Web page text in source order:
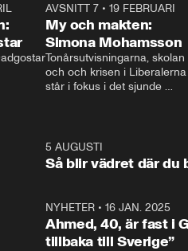
vi
24:30
AVSNITT 7• 19 FEBRUARI
My och makten:
Simona Mohamsson
Tonårsutvisningarna, skolan
och och krisen i Liberalerna
står i fokus i det sjunde
kommentator My
Rohwedder ställer
utbildnings- och
Mohamsson till svars.
5 AUGUSTI
Så blir vädret där du
NYHETER• 16 JAN. 2025
Ahmed, 40, är fast i
tillbaka till Sverige”